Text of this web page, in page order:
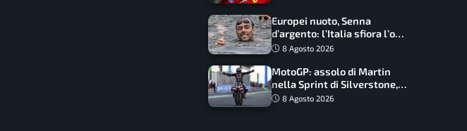
Europei nuoto, Senna
d’argento: l’Italia sfiora l’oro
nella staffetta, Paltrinieri
8 Agosto 2026
MotoGP: assolo di Martin
nella Sprint di Silverstone,
trionfo totale Aprilia
8 Agosto 2026